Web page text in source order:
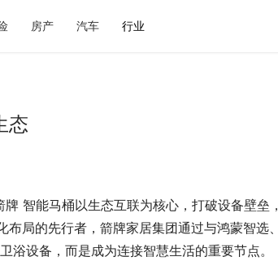
房产 汽车 行业
态
智能马桶以生态互联为核心，打破设备壁垒，
局的先行者，箭牌家居集团通过与鸿蒙智选、
设备，而是成为连接智慧生活的重要节点。